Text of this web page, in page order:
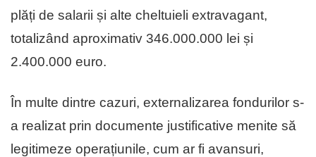
plăți de salarii și alte cheltuieli extravagant,
totalizând aproximativ 346.000.000 lei și
2.400.000 euro.
În multe dintre cazuri, externalizarea fondurilor s-
a realizat prin documente justificative menite să
legitimeze operațiunile, cum ar fi avansuri,